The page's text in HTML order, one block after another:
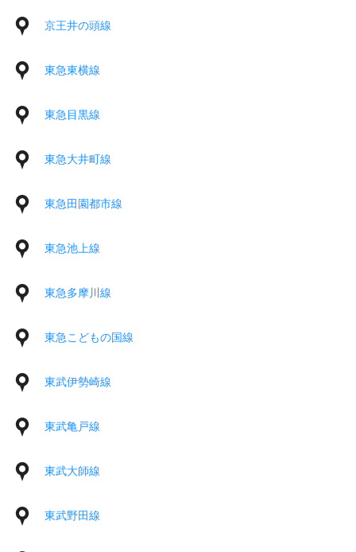
京王井の頭線
東急東横線
東急目黒線
東急大井町線
東急田園都市線
東急池上線
東急多摩川線
東急こどもの国線
東武伊勢崎線
東武亀戸線
東武大師線
東武野田線